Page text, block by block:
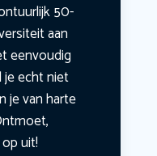
50-
aan
eenvoudig
je echt niet
je van harte
uit!